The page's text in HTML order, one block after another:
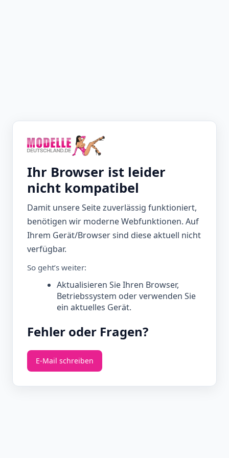
Ihr Browser ist leider
nicht kompatibel
Damit unsere Seite zuverlässig funktioniert,
benötigen wir moderne Webfunktionen. Auf
Ihrem Gerät/Browser sind diese aktuell nicht
verfügbar.
So geht’s weiter:
Aktualisieren Sie Ihren Browser,
Betriebssystem oder verwenden Sie
ein aktuelles Gerät.
Fehler oder Fragen?
E‑Mail schreiben